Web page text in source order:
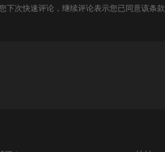
下次快速评论，继续评论表示您已同意该条款